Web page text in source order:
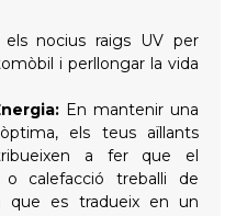
nocius raigs UV per
i perllongar la vida
En mantenir una
els teus aïllants
a fer que el
calefacció treballi de
que es tradueix en un